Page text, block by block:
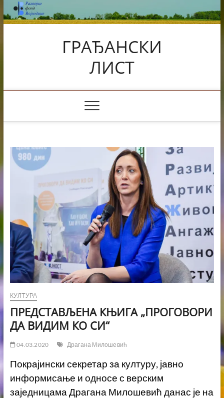
Skip
to
content
ГРАЂАНСКИ
ЛИСТ
КУЛТУРА
ПРЕДСТАВЉЕНА КЊИГА „ПРОГОВОРИ
ДА ВИДИМ КО СИ“
04.03.2020 Драгана Милошевић
Покрајински секретар за културу, јавно
информисање и односе с верским
заједницама Драгана Милошевић данас је на